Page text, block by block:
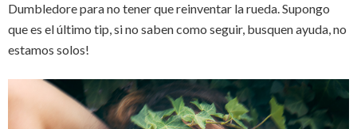
Dumbledore para no tener que reinventar la rueda. Supongo
que es el último tip, si no saben como seguir, busquen ayuda, no
estamos solos!